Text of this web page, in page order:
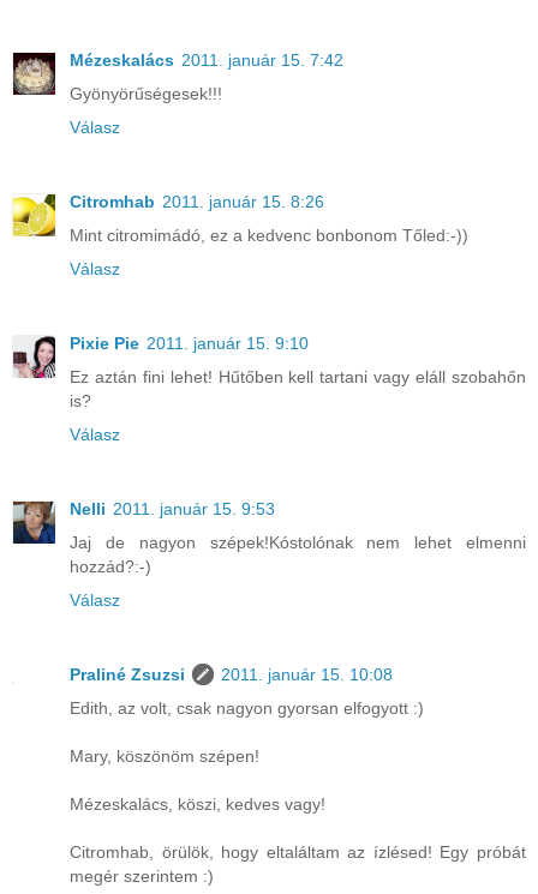
Mézeskalács 2011. január 15. 7:42
Gyönyörűségesek!!!
Válasz
Citromhab 2011. január 15. 8:26
Mint citromimádó, ez a kedvenc bonbonom Tőled:-))
Válasz
Pixie Pie 2011. január 15. 9:10
Ez aztán fini lehet! Hűtőben kell tartani vagy eláll szobahőn
is?
Válasz
Nelli 2011. január 15. 9:53
Jaj de nagyon szépek!Kóstolónak nem lehet elmenni
hozzád?:-)
Válasz
Praliné Zsuzsi
2011. január 15. 10:08
Edith, az volt, csak nagyon gyorsan elfogyott :)
Mary, köszönöm szépen!
Mézeskalács, köszi, kedves vagy!
Citromhab, örülök, hogy eltaláltam az ízlésed! Egy próbát
megér szerintem :)